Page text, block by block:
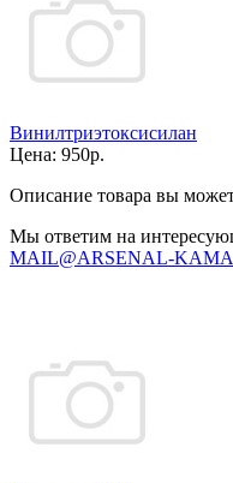
Винилтриэтоксисилан
Цена: 950р.
Описание товара вы
Мы ответим на
MAIL@ARSENAL-